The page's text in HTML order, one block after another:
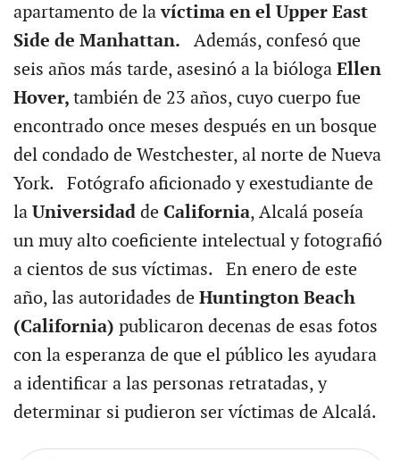
apartamento de lavíctima en el Upper East
Side de Manhattan. Además, confesó que
seis años más tarde, asesinó a la bióloga Ellen
Hover, también de 23 años, cuyo cuerpo fue
encontrado once meses después en un bosque
del condado de Westchester, al norte de Nueva
York. Fotógrafo aficionado y exestudiante de
la Universidad de California, Alcalá poseía
un muy alto coeficiente intelectual y fotografió
a cientos de sus víctimas. En enero de este
año, las autoridades de Huntington Beach
(California) publicaron decenas de esas fotos
con la esperanza de que el público les ayudara
a identificar a las personas retratadas, y
determinar si pudieron ser víctimas de Alcalá.